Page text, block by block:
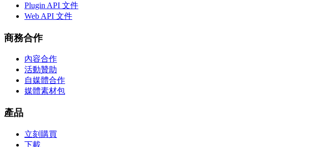
Plugin API 文件
Web API 文件
商務合作
內容合作
活動贊助
自媒體合作
媒體素材包
產品
立刻購買
下載